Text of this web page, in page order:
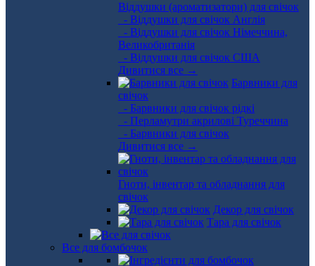
Віддушки (ароматизатори) для свічок
- Віддушки для свічок Англія
- Віддушки для свічок Німеччина,
Великобританія
- Віддушки для свічок США
Дивитися все →
Барвники для
свічок
- Барвники для свічок рідкі
- Перламутри акрилові Туреччина
- Барвники для свічок
Дивитися все →
Гноти, інвентар та обладнання для
свічок
Декор для свічок
Тара для свічок
Все для бомбочок